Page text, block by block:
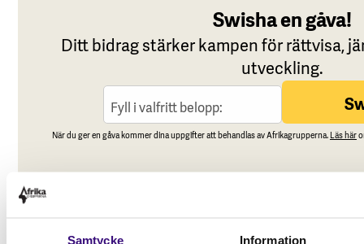
Samtycke Information